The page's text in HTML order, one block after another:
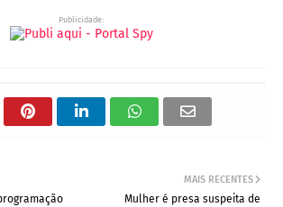
Publicidade:
MAIS RECENTES
Mulher é presa suspeita de